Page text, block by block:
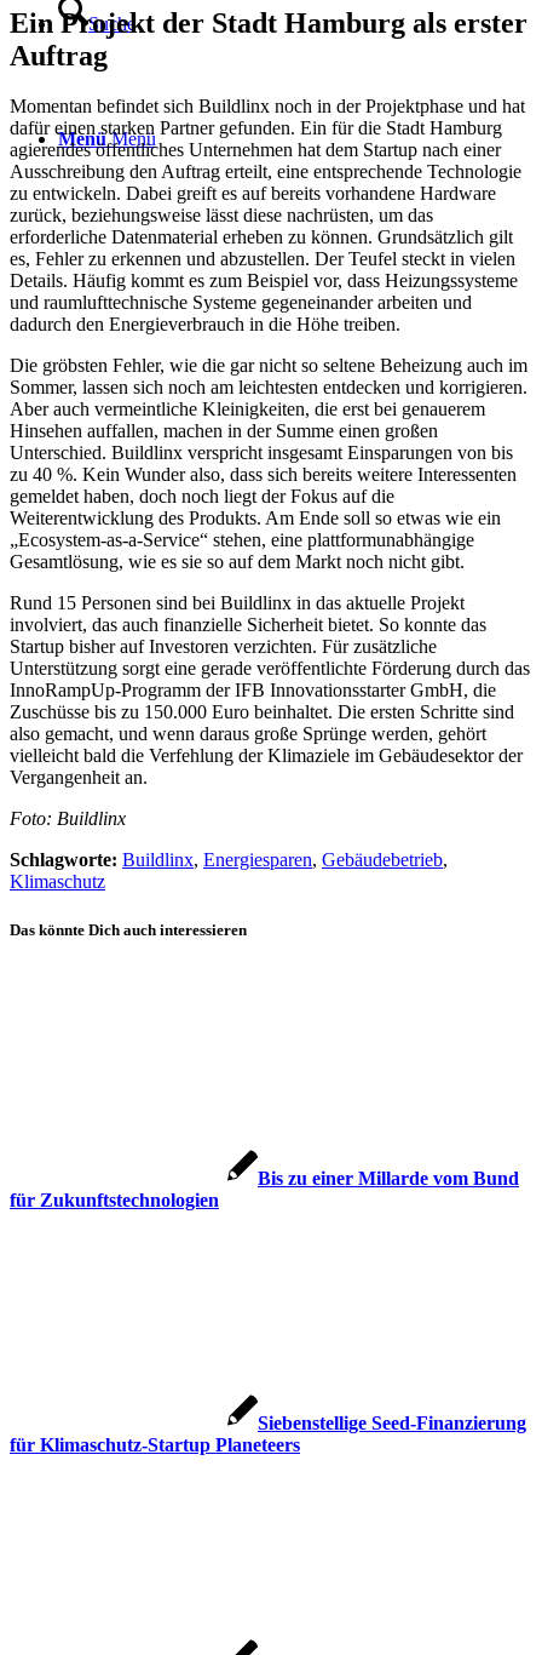
Suche
Menü Menü
Ein Projekt der Stadt Hamburg als erster
Auftrag
Momentan befindet sich Buildlinx noch in der Projektphase und hat
dafür einen starken Partner gefunden. Ein für die Stadt Hamburg
agierendes öffentliches Unternehmen hat dem Startup nach einer
Ausschreibung den Auftrag erteilt, eine entsprechende Technologie
zu entwickeln. Dabei greift es auf bereits vorhandene Hardware
zurück, beziehungsweise lässt diese nachrüsten, um das
erforderliche Datenmaterial erheben zu können. Grundsätzlich gilt
es, Fehler zu erkennen und abzustellen. Der Teufel steckt in vielen
Details. Häufig kommt es zum Beispiel vor, dass Heizungssysteme
und raumlufttechnische Systeme gegeneinander arbeiten und
dadurch den Energieverbrauch in die Höhe treiben.
Die gröbsten Fehler, wie die gar nicht so seltene Beheizung auch im
Sommer, lassen sich noch am leichtesten entdecken und korrigieren.
Aber auch vermeintliche Kleinigkeiten, die erst bei genauerem
Hinsehen auffallen, machen in der Summe einen großen
Unterschied. Buildlinx verspricht insgesamt Einsparungen von bis
zu 40 %. Kein Wunder also, dass sich bereits weitere Interessenten
gemeldet haben, doch noch liegt der Fokus auf die
Weiterentwicklung des Produkts. Am Ende soll so etwas wie ein
„Ecosystem-as-a-Service“ stehen, eine plattformunabhängige
Gesamtlösung, wie es sie so auf dem Markt noch nicht gibt.
Rund 15 Personen sind bei Buildlinx in das aktuelle Projekt
involviert, das auch finanzielle Sicherheit bietet. So konnte das
Startup bisher auf Investoren verzichten. Für zusätzliche
Unterstützung sorgt eine gerade veröffentlichte Förderung durch das
InnoRampUp-Programm der IFB Innovationsstarter GmbH, die
Zuschüsse bis zu 150.000 Euro beinhaltet. Die ersten Schritte sind
also gemacht, und wenn daraus große Sprünge werden, gehört
vielleicht bald die Verfehlung der Klimaziele im Gebäudesektor der
Vergangenheit an.
Foto: Buildlinx
Schlagworte: Buildlinx, Energiesparen, Gebäudebetrieb,
Klimaschutz
Das könnte Dich auch interessieren
Bis zu einer Millarde vom Bund
für Zukunftstechnologien
Siebenstellige Seed-Finanzierung
für Klimaschutz-Startup Planeteers